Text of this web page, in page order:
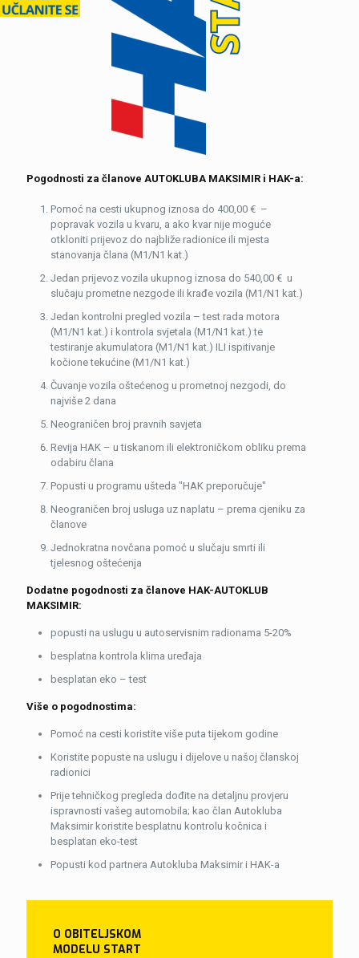
Pogodnosti za članove AUTOKLUBA MAKSIMIR i HAK-a:
Pomoć na cesti ukupnog iznosa do 400,00 € –
popravak vozila u kvaru, a ako kvar nije moguće
otkloniti prijevoz do najbliže radionice ili mjesta
stanovanja člana (M1/N1 kat.)
Jedan prijevoz vozila ukupnog iznosa do 540,00 € u
slučaju prometne nezgode ili krađe vozila (M1/N1 kat.)
Jedan kontrolni pregled vozila – test rada motora
(M1/N1 kat.) i kontrola svjetala (M1/N1 kat.) te
testiranje akumulatora (M1/N1 kat.) ILI ispitivanje
kočione tekućine (M1/N1 kat.)
Čuvanje vozila oštećenog u prometnoj nezgodi, do
najviše 2 dana
Neograničen broj pravnih savjeta
Revija HAK – u tiskanom ili elektroničkom obliku prema
odabiru člana
Popusti u programu ušteda "HAK preporučuje"
Neograničen broj usluga uz naplatu – prema cjeniku za
članove
Jednokratna novčana pomoć u slučaju smrti ili
tjelesnog oštećenja
Dodatne pogodnosti za članove HAK-AUTOKLUB
MAKSIMIR:
popusti na uslugu u autoservisnim radionama 5-20%
besplatna kontrola klima uređaja
besplatan eko – test
Više o pogodnostima:
Pomoć na cesti koristite više puta tijekom godine
Koristite popuste na uslugu i dijelove u našoj članskoj
radionici
Prije tehničkog pregleda dođite na detaljnu provjeru
ispravnosti vašeg automobila; kao član Autokluba
Maksimir koristite besplatnu kontrolu kočnica i
besplatan eko-test
Popusti kod partnera Autokluba Maksimir i HAK-a
O OBITELJSKOM
MODELU START